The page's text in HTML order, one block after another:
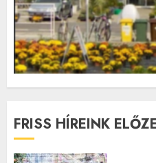
FRISS HÍREINK